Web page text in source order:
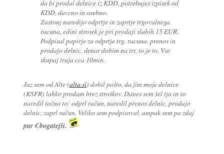
da bi prodal delnice iz KDD, potrebujes izpisek od
KDD, davcno in osebno.
Zastonj naredijo odprtje in zaprtje trgovalnega
racuna, edini strosek je pri prodaji slabih 15 EUR.
Podpisal papirje za odprtje trg. racuna. prenos in
prodajo delnic, denar dobim na trr, to je to. Vse
skupaj traja cca 10min.
Jaz sem od Alte (alta.si) dobil pošto, da jim moje delnice
(KSFR) lahko prodam brez stroškov. Danes sem šel tja in so
naredil točno to: odprl račun, naredil prenos delnic, prodajo
delnic, zaprl račun. Veliko sem podpisoval, ampak sem pa zdaj
par € bogatejši.